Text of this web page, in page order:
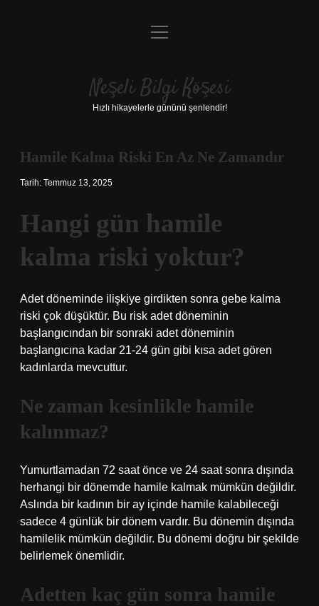
Anasayfa
Yasal Uyarı
menüyü
Neşeli Bilgi Köşesi
Hızlı hikayelerle gününü şenlendir!
Hamile Kalma Riski En Az Ne Zamandır
Tarih: Temmuz 13, 2025
Hangi gün hamile
kalma riski yoktur?
Adet döneminde ilişkiye girdikten sonra gebe kalma
riski çok düşüktür. Bu risk adet döneminin
başlangıcından bir sonraki adet döneminin
başlangıcına kadar 21-24 gün gibi kısa adet gören
kadınlarda mevcuttur.
Ne zaman kesinlikle hamile
kalınmaz?
Yumurtlamadan 72 saat önce ve 24 saat sonra dışında
herhangi bir dönemde hamile kalmak mümkün değildir.
Aslında bir kadının bir ay içinde hamile kalabileceği
sadece 4 günlük bir dönem vardır. Bu dönemin dışında
hamilelik mümkün değildir. Bu dönemi doğru bir şekilde
belirlemek önemlidir.
Adetten kaç gün sonra hamile